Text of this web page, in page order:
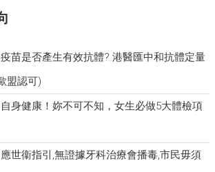
苗是否產生有效抗體? 港醫匯中和抗體定量
盟認可)
身健康！妳不可不知，女生必做5大體檢項
世衞指引,無證據牙科治療會播毒,市民毋須